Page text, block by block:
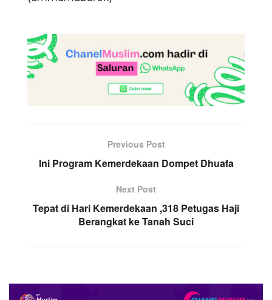
Previous Post
Ini Program Kemerdekaan Dompet Dhuafa
Next Post
Tepat di Hari Kemerdekaan ,318 Petugas Haji
Berangkat ke Tanah Suci